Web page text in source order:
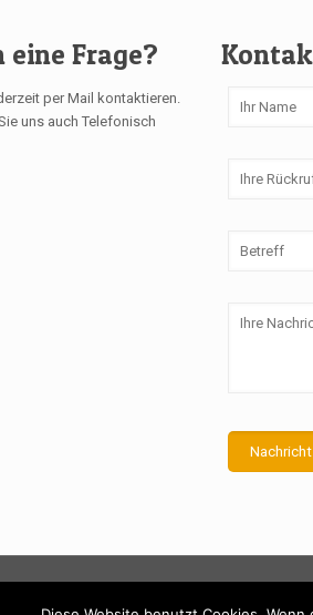
eine Frage?
per Mail kontaktieren.
uns auch Telefonisch